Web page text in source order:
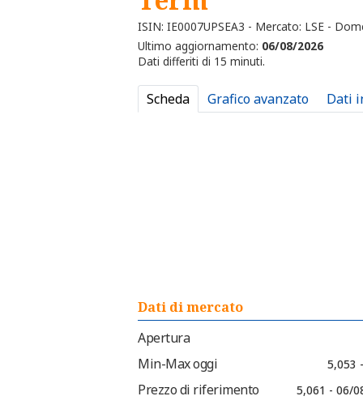
ISIN: IE0007UPSEA3 - Mercato: LSE -
Ultimo aggiornamento: 06/08/2026
Dati differiti di 15 minuti.
Scheda Grafico avanzato Dati
Dati di mercato
Apertura
Min-Max oggi
5,053
Prezzo di riferimento 5,061 - 06/